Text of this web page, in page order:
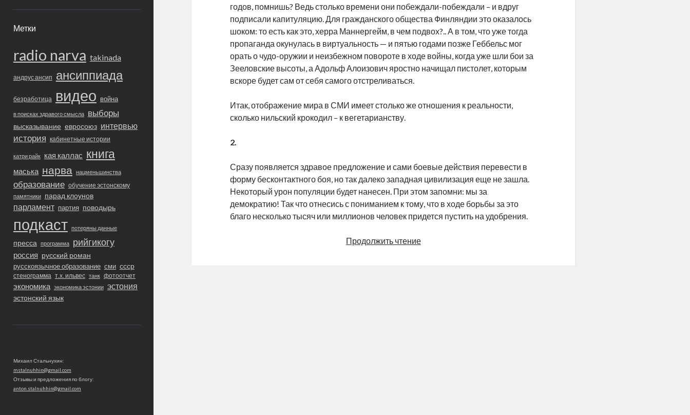
Метки
radio narva takinada
андрус ансип ансиппиада
безработица видео война
в поисках здравого смысла выборы
высказывание евросоюз интервью
история кабинетные истории
катри райк кая каллас книга
маська нарва нацменьшинства
образование обучение эстонскому
памятники парад клоунов
парламент партия поводырь
подкаст потеряны данные
пресса программа рийгикогу
россия русский роман
русскоязычное образование сми ссср
стенограмма т.х. ильвес танк фотоотчет
экономика экономика эстонии эстония
эстонский язык
Михаил Стальнухин:
mstalnuhhin@gmail.com
Отзывы и предложения по блогу:
anton.stalnuhhin@gmail.com
годов, помнишь? Ведь столько времени они побеждали-побеждали – и вдруг
подписали капитуляцию. Для гражданского общества Финляндии это оказалось
шоком: то есть как это, херра Маннергейм, в чем подвох?.. А в том, что уже тогда
пропаганда окунулась в виртуальность — и пятью годами позже Геббельс мог
орать о чудо-оружии и неизбежном повороте в ходе войны, когда уже шли бои за
Зееловские высоты, а Адольф Алоизович яростно начищал пистолет, которым
вскоре будет сам от себя самого отстреливаться.
Итак, отображение мира в СМИ имеет столько же отношения к реальности,
сколько нильский крокодил – к вегетарианству.
2.
Сразу появляется здравое предложение и сами боевые действия перевести в
форму бесконтактного боя, но так далеко западная цивилизация еще не зашла.
Некоторый урон популяции будет нанесен. При этом запомни: мы за
демократию! Так что отнесись с пониманием к тому, что в ходе борьбы за это
благо несколько тысяч или миллионов человек придется пустить на удобрения.
Продолжить чтениеЛишь